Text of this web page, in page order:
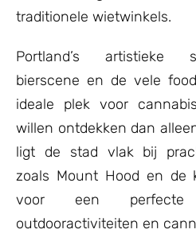
traditionele wietwinkels.
Portland’s artistieke
bierscene en de vele
ideale plek voor
willen ontdekken dan
ligt de stad vlak bij
zoals Mount Hood en de
voor een perfecte
outdooractiviteiten en